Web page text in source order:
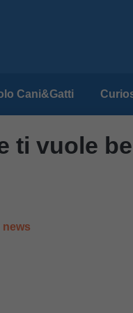
Cani&Gatti
ti vuole